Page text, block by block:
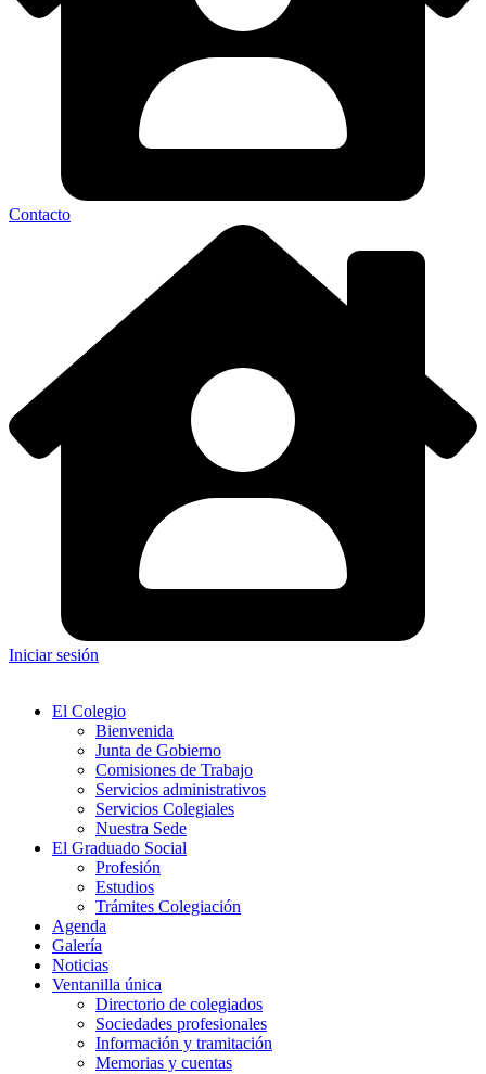
Contacto
Iniciar sesión
El Colegio
Bienvenida
Junta de Gobierno
Comisiones de Trabajo
Servicios administrativos
Servicios Colegiales
Nuestra Sede
El Graduado Social
Profesión
Estudios
Trámites Colegiación
Agenda
Galería
Noticias
Ventanilla única
Directorio de colegiados
Sociedades profesionales
Información y tramitación
Memorias y cuentas